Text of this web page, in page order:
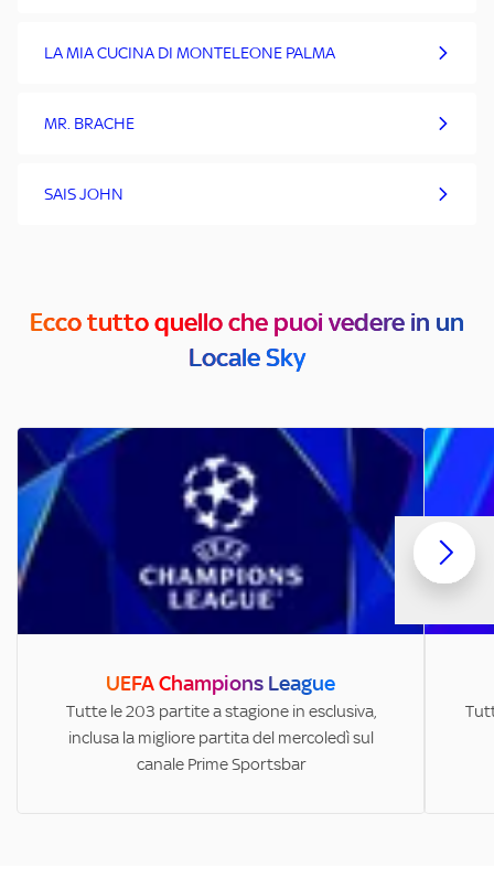
LA MIA CUCINA DI MONTELEONE PALMA
MR. BRACHE
SAIS JOHN
Ecco tutto quello che puoi vedere in un
Locale Sky
UEFA Champions League
Tutte le 203 partite a stagione in esclusiva,
inclusa la migliore partita del mercoledì sul
canale Prime Sportsbar